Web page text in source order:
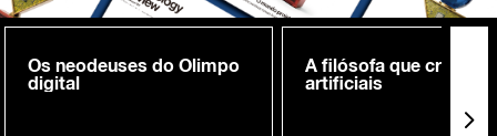
Os neodeuses do Olimpo
digital
A filósofa que cria
artificiais